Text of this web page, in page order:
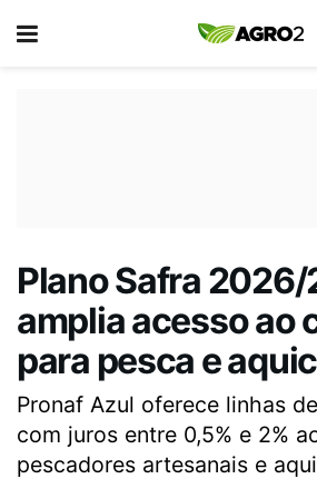
Plano Safra
amplia acesso ao
para pesca e
Pronaf Azul oferece linhas
com juros entre 0,5% e 2%
pescadores artesanais e